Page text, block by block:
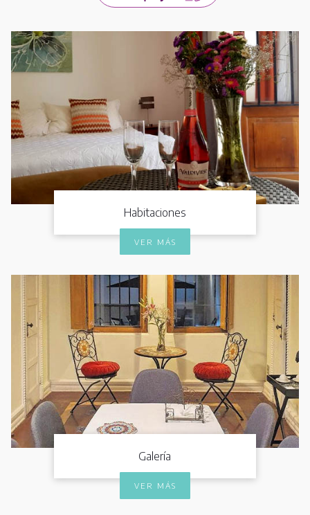
Habitaciones
VER MÁS
Galería
VER MÁS